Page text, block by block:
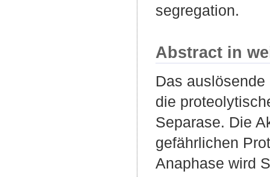
segregation.
Abstract in
Das
die
Separase. Die
gefährlichen
Anaphase wird